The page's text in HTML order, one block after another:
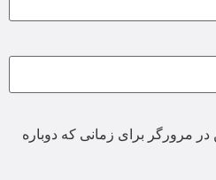
مرورگر برای زمانی که دوباره